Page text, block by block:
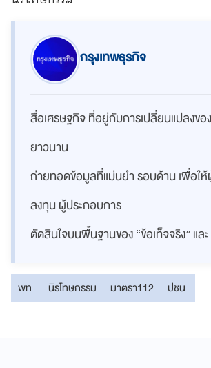
กรุงเทพธุรกิจ
สื่อเศรษฐกิจ ที่อยู่กับการเปลี่ยนแปลงขอ
ยาวนาน
ถ่ายทอดข้อมูลที่แม่นยำ รอบด้าน เพื่อใ
ลงทุน ผู้ประกอบการ
ตัดสินใจบนพื้นฐานของ “ข้อเท็จจริง” และ
พท. นิรโทษกรรม มาตรา112 ปชน.